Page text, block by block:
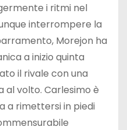
i ritmi nel
interrompere la
Morejon ha
a inizio quinta
il rivale con una
al volto. Carlesimo è
a rimettersi in piedi